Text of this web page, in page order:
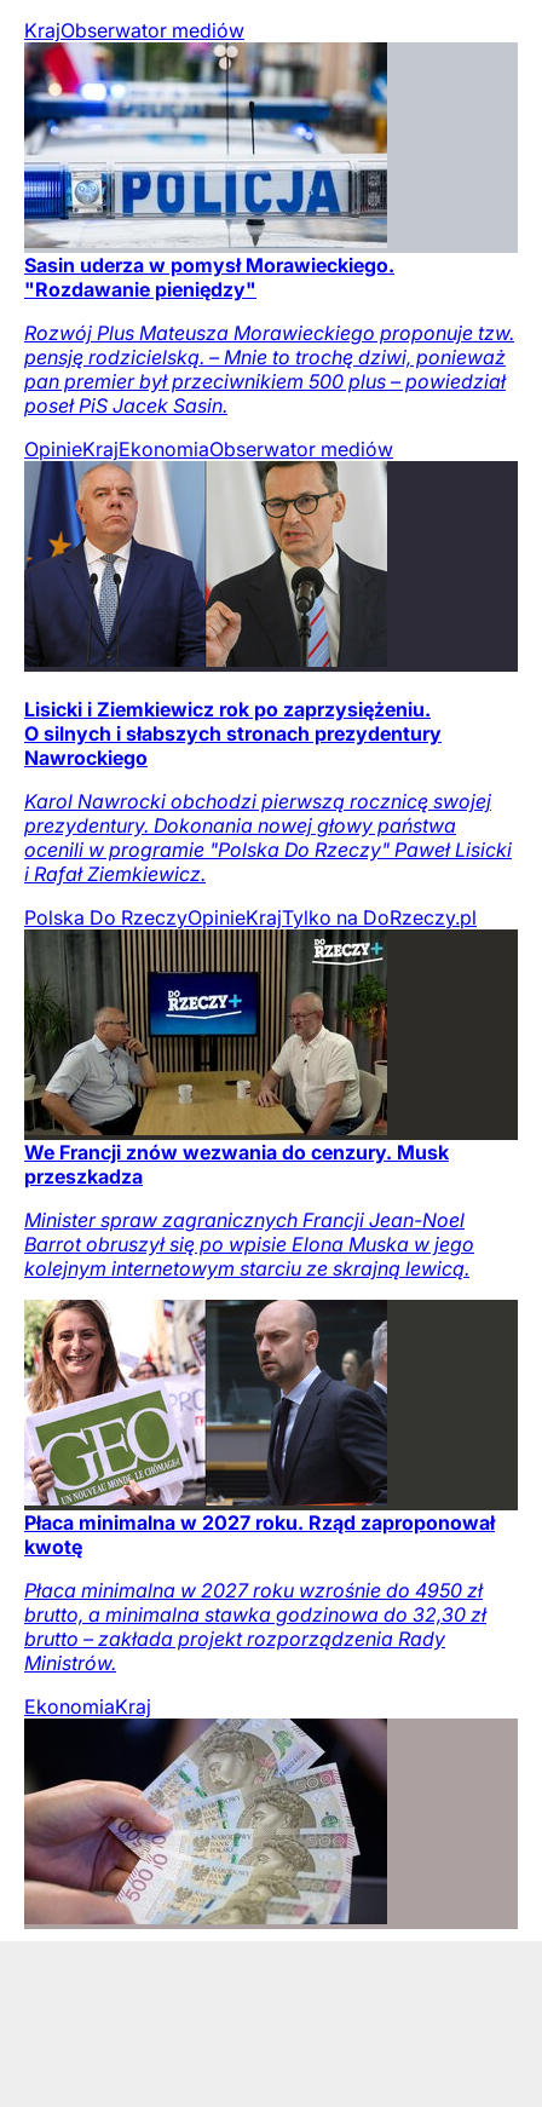
KrajObserwator mediów
Sasin uderza w pomysł Morawieckiego.
"Rozdawanie pieniędzy"
Rozwój Plus Mateusza Morawieckiego proponuje tzw.
pensję rodzicielską. – Mnie to trochę dziwi, ponieważ
pan premier był przeciwnikiem 500 plus – powiedział
poseł PiS Jacek Sasin.
OpinieKrajEkonomiaObserwator mediów
Lisicki i Ziemkiewicz rok po zaprzysiężeniu.
O silnych i słabszych stronach prezydentury
Nawrockiego
Karol Nawrocki obchodzi pierwszą rocznicę swojej
prezydentury. Dokonania nowej głowy państwa
ocenili w programie "Polska Do Rzeczy" Paweł Lisicki
i Rafał Ziemkiewicz.
Polska Do RzeczyOpinieKrajTylko na DoRzeczy.pl
We Francji znów wezwania do cenzury. Musk
przeszkadza
Minister spraw zagranicznych Francji Jean-Noel
Barrot obruszył się po wpisie Elona Muska w jego
kolejnym internetowym starciu ze skrajną lewicą.
Płaca minimalna w 2027 roku. Rząd zaproponował
kwotę
Płaca minimalna w 2027 roku wzrośnie do 4950 zł
brutto, a minimalna stawka godzinowa do 32,30 zł
brutto – zakłada projekt rozporządzenia Rady
Ministrów.
EkonomiaKraj